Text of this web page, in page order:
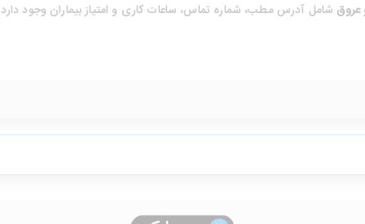
عروق شامل آدرس مطب، شماره تماس، ساعات کاری و امتیاز بیماران وجود